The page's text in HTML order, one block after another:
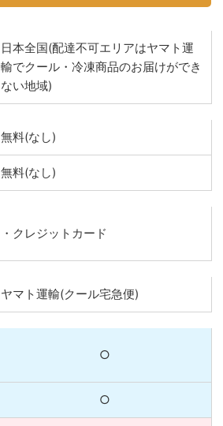
日本全国(配達不可エリアはヤマト運
輸でクール・冷凍商品のお届けができ
ない地域)
無料(なし)
無料(なし)
・クレジットカード
ヤマト運輸(クール宅急便)
○
○